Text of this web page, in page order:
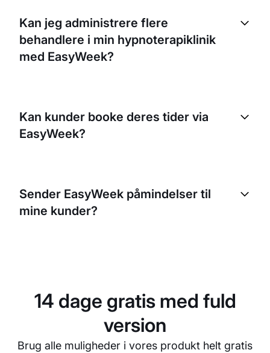
behov, herunder angive din tilgængelighed, ydelser
og priser.
Kan jeg administrere flere
behandlere i min hypnoterapiklinik
med EasyWeek?
og ydelser for hver behandler.
Kan kunder booke deres tider via
EasyWeek?
behandler og et tidspunkt, der passer dem.
Sender EasyWeek påmindelser til
mine kunder?
14 dage gratis med fuld
version
Brug alle muligheder i vores produkt helt gratis